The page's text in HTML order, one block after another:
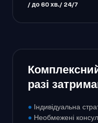
/ до 60 хв./ 24/7
разі
● Індивідуальна
● Необмежені